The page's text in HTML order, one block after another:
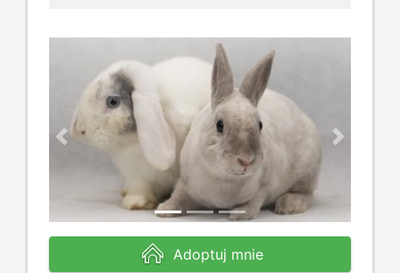
Previous Next
Adoptuj mnie